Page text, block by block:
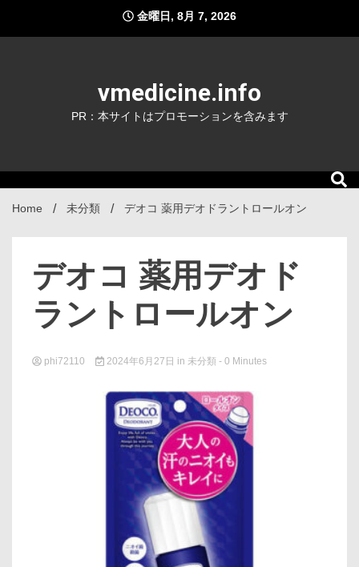
content
金曜日, 8月 7, 2026
vmedicine.info
PR：本サイトはプロモーションを含みます
Home 未分類 デオコ 薬用デオドラントロールオン
デオコ 薬用デオド
ラントロールオン
phi72110 2024年6月27日 in 未分類 - 0 Minutes